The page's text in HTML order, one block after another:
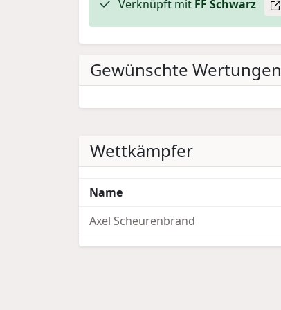
Verknüpft mit FF Schwarz
Gewünschte Wertungen
Wettkämpfer
Name
Axel Scheurenbrand